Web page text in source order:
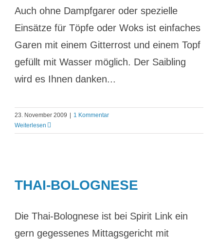
Auch ohne Dampfgarer oder spezielle
Einsätze für Töpfe oder Woks ist einfaches
Garen mit einem Gitterrost und einem Topf
gefüllt mit Wasser möglich. Der Saibling
wird es Ihnen danken...
23. November 2009
1 Kommentar
Weiterlesen
THAI-BOLOGNESE
Die Thai-Bolognese ist bei Spirit Link ein
gern gegessenes Mittagsgericht mit